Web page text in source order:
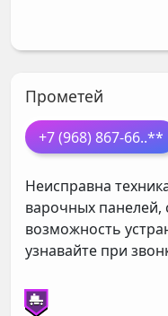
Прометей
+7 (968) 867-66..**
Неисправна
варочных панелей,
возможность
узнавайте при